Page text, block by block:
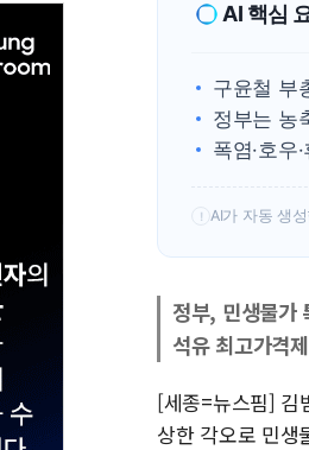
AI 핵심
구윤철 부
정부는 농
폭염·호우
! AI가 자동 생
정부, 민생물가
석유 최고가격
[세종=뉴스핌] 김
상한 각오로 민생